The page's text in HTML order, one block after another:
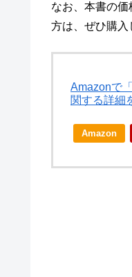
なお、本書の
方は、ぜひ購入
Amazonで
関する詳細
Amazon